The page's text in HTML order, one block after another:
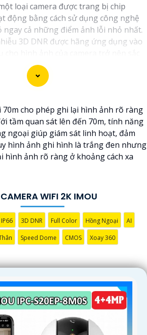
loại camera được trang bị chip
động bằng cách sử dụng công nghệ
ngay cả những điểm ảnh lỗi nhỏ nhất.
3D DNR được hãng ứng dụng vào
bị ảnh hưởng bởi nhiễu hạt.
nhiễu 3D DNR camera sẽ giúp bạn
chất lượng cao, đặc biệt trong các
cho việc giám sát, quan sát trở nên dễ
cho phép ghi lại hình ảnh rõ ràng
tầm quan sát lên đến 70m, tính năng
ngoại giúp giám sát linh hoạt, đảm
hình ảnh ghi hình là trắng đen nhưng
hình ảnh rõ ràng ở khoảng cách xa
WIFI 2K IMOU
IP66 3D DNR Full Color Hồng Ngoại AI
Speed Dome CMOS Xoay 360